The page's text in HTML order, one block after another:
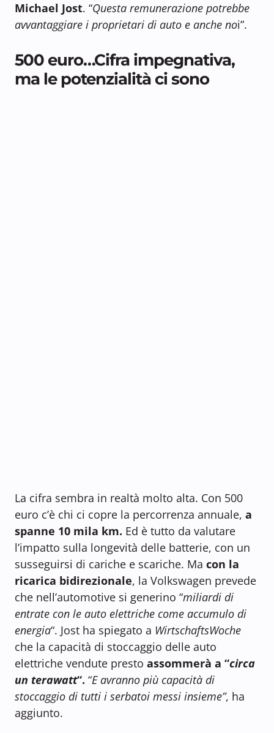
Michael Jost. “Questa remunerazione potrebbe
avvantaggiare i proprietari di auto e anche noi”.
500 euro…Cifra impegnativa,
ma le potenzialità ci sono
La cifra sembra in realtà molto alta. Con 500
euro c’è chi ci copre la percorrenza annuale, a
spanne 10 mila km. Ed è tutto da valutare
l’impatto sulla longevità delle batterie, con un
susseguirsi di cariche e scariche. Ma con la
ricarica bidirezionale, la Volkswagen prevede
che nell’automotive si generino “miliardi di
entrate con le auto elettriche come accumulo di
energia“. Jost ha spiegato a WirtschaftsWoche
che la capacità di stoccaggio delle auto
elettriche vendute presto assommerà a “circa
un terawatt“. “E avranno più capacità di
stoccaggio di tutti i serbatoi messi insieme”, ha
aggiunto.